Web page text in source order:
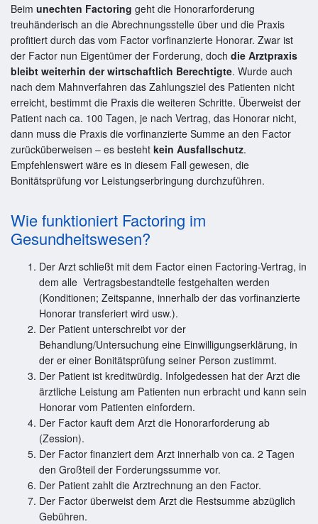
Beim unechten Factoring geht die Honorarforderung
treuhänderisch an die Abrechnungsstelle über und die Praxis
profitiert durch das vom Factor vorfinanzierte Honorar. Zwar ist
der Factor nun Eigentümer der Forderung, doch die Arztpraxis
bleibt weiterhin der wirtschaftlich Berechtigte. Wurde auch
nach dem Mahnverfahren das Zahlungsziel des Patienten nicht
erreicht, bestimmt die Praxis die weiteren Schritte. Überweist der
Patient nach ca. 100 Tagen, je nach Vertrag, das Honorar nicht,
dann muss die Praxis die vorfinanzierte Summe an den Factor
zurücküberweisen – es besteht kein Ausfallschutz.
Empfehlenswert wäre es in diesem Fall gewesen, die
Bonitätsprüfung vor Leistungserbringung durchzuführen.
Wie funktioniert Factoring im
Gesundheitswesen?
Der Arzt schließt mit dem Factor einen Factoring-Vertrag, in
dem alle Vertragsbestandteile festgehalten werden
(Konditionen; Zeitspanne, innerhalb der das vorfinanzierte
Honorar transferiert wird usw.).
Der Patient unterschreibt vor der
Behandlung/Untersuchung eine Einwilligungserklärung, in
der er einer Bonitätsprüfung seiner Person zustimmt.
Der Patient ist kreditwürdig. Infolgedessen hat der Arzt die
ärztliche Leistung am Patienten nun erbracht und kann sein
Honorar vom Patienten einfordern.
Der Factor kauft dem Arzt die Honorarforderung ab
(Zession).
Der Factor finanziert dem Arzt innerhalb von ca. 2 Tagen
den Großteil der Forderungssumme vor.
Der Patient zahlt die Arztrechnung an den Factor.
Der Factor überweist dem Arzt die Restsumme abzüglich
Gebühren.